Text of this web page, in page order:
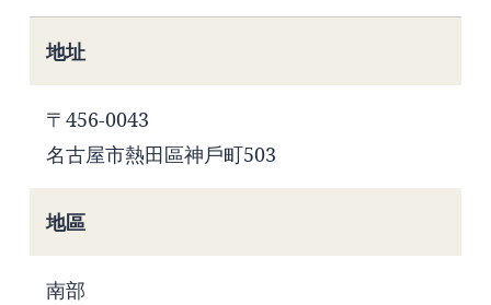
地址
〒456-0043
名古屋市熱田區神戶町503
地區
南部